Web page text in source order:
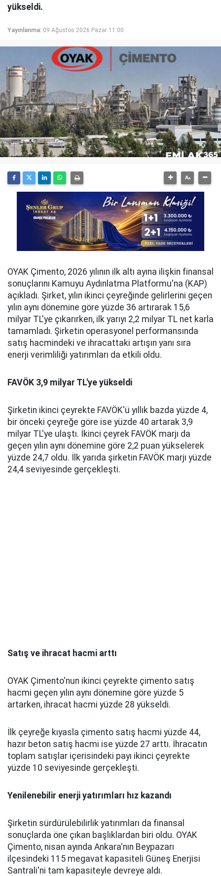
yükseldi.
Yayınlanma: 09 Ağustos 2026 Pazar 11:00
OYAK Çimento, 2026 yılının ilk altı ayına ilişkin finansal
sonuçlarını Kamuyu Aydınlatma Platformu'na (KAP)
açıkladı. Şirket, yılın ikinci çeyreğinde gelirlerini geçen
yılın aynı dönemine göre yüzde 36 artırarak 15,6
milyar TL'ye çıkarırken, ilk yarıyı 2,2 milyar TL net karla
tamamladı. Şirketin operasyonel performansında
satış hacmindeki ve ihracattaki artışın yanı sıra
enerji verimliliği yatırımları da etkili oldu.
FAVÖK 3,9 milyar TL'ye yükseldi
Şirketin ikinci çeyrekte FAVÖK'ü yıllık bazda yüzde 4,
bir önceki çeyreğe göre ise yüzde 40 artarak 3,9
milyar TL'ye ulaştı. İkinci çeyrek FAVÖK marjı da
geçen yılın aynı dönemine göre 2,2 puan yükselerek
yüzde 24,7 oldu. İlk yarıda şirketin FAVÖK marjı yüzde
24,4 seviyesinde gerçekleşti.
Satış ve ihracat hacmi arttı
OYAK Çimento'nun ikinci çeyrekte çimento satış
hacmi geçen yılın aynı dönemine göre yüzde 5
artarken, ihracat hacmi yüzde 28 yükseldi.
İlk çeyreğe kıyasla çimento satış hacmi yüzde 44,
hazır beton satış hacmi ise yüzde 27 arttı. İhracatın
toplam satışlar içerisindeki payı ikinci çeyrekte
yüzde 10 seviyesinde gerçekleşti.
Yenilenebilir enerji yatırımları hız kazandı
Şirketin sürdürülebilirlik yatırımları da finansal
sonuçlarda öne çıkan başlıklardan biri oldu. OYAK
Çimento, nisan ayında Ankara'nın Beypazarı
ilçesindeki 115 megavat kapasiteli Güneş Enerjisi
Santrali'ni tam kapasiteyle devreye aldı.